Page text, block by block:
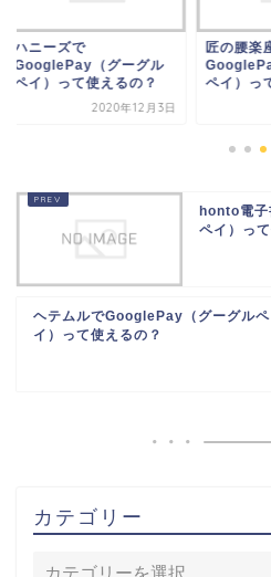
ーズで
（グーグル
）って使えるの？
2020年12月3日
匠の腰楽座椅
GooglePay（
ペイ）って使
honto電
ペイ）っ
ヘテムルでGooglePay（グーグルペ
イ）って使えるの？
カテゴリー